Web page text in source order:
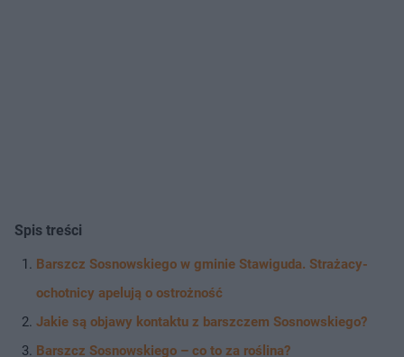
Spis treści
Barszcz Sosnowskiego w gminie Stawiguda. Strażacy-
ochotnicy apelują o ostrożność
Jakie są objawy kontaktu z barszczem Sosnowskiego?
Barszcz Sosnowskiego – co to za roślina?